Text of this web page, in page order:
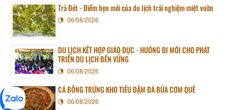
Trà Đét - Điểm hẹn mới của du lịch trải nghiệm miệt vườn
06/08/2026
DU LỊCH KẾT HỢP GIÁO DỤC - HƯỚNG ĐI MỚI CHO PHÁT
TRIỂN DU LỊCH BỀN VỮNG
06/08/2026
CÁ BỐNG TRỨNG KHO TIÊU ĐẬM ĐÀ BỮA CƠM QUÊ
06/08/2026